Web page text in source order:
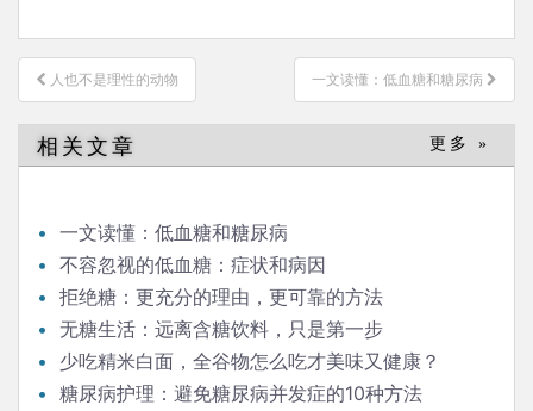
文
章
导
航
人也不是理性的动物 一文读懂：低血糖和糖尿病
相关文章 更多 »
一文读懂：低血糖和糖尿病
不容忽视的低血糖：症状和病因
拒绝糖：更充分的理由，更可靠的方法
无糖生活：远离含糖饮料，只是第一步
少吃精米白面，全谷物怎么吃才美味又健康？
糖尿病护理：避免糖尿病并发症的10种方法